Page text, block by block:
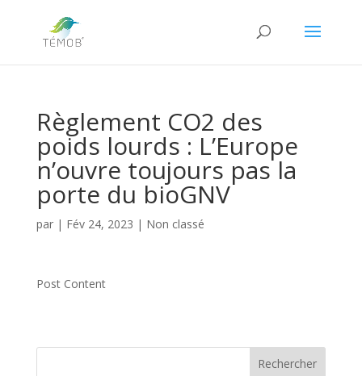
Règlement CO2 des
poids lourds : L’Europe
n’ouvre toujours pas la
porte du bioGNV
par | Fév 24, 2023 | Non classé
Post Content
Rechercher